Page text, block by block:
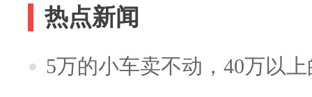
热点新闻
5万的小车卖不动，40万以